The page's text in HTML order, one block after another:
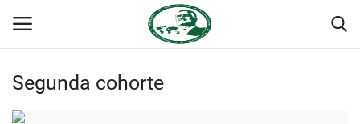
Login
Segunda cohorte